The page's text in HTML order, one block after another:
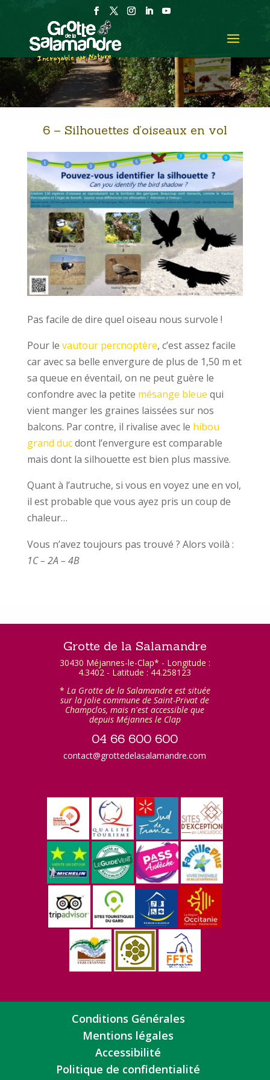
6 – Silhouettes d’oiseaux en vol
Pas facile de dire quel oiseau nous survole !
Pour le vautour percnoptère, c’est assez facile
car avec sa belle envergure de plus de 1,50 m et
sa queue en éventail, on ne peut guère le
confondre avec la petite mésange bleue qui
vient manger les graines laissées sur nos
balcons. Par contre, il rivalise avec le hibou
grand ducdont l’envergure est comparable
mais dont la silhouette est bien plus massive.
Quant à l’autruche, si vous en voyez une en vol,
il est probable que vous ayez pris un coup de
chaleur…
Vous n’avez toujours pas trouvé ? Alors voilà :
1C – 2A – 4B
Grotte de la Salamandre
30430 Méjannes-le-Clap* - Longitude :
4.3402 - Latitude : 44.258123
* La Grotte de la Salamandre est située
sur la jolie commune de Saint-Privat de
Champclos, mais n'est accessible que
depuis Méjannes le Clap
04 66 600 600
contact@grottedelasalamandre.com
Conditions Générales
Mentions légales
Accessibilité
Politique de confidentialité